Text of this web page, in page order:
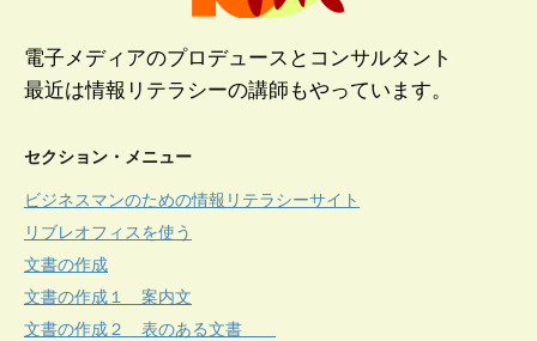
電子メディアのプロデュースとコンサルタント
最近は情報リテラシーの講師もやっています。
セクション・メニュー
ビジネスマンのための情報リテラシーサイト
リブレオフィスを使う
文書の作成
文書の作成１ 案内文
文書の作成２ 表のある文書